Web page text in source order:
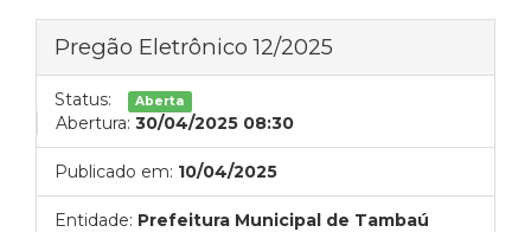
Pregão Eletrônico 12/2025
Status: Aberta
Abertura: 30/04/2025 08:30
Publicado em: 10/04/2025
Entidade: Prefeitura Municipal de Tambaú